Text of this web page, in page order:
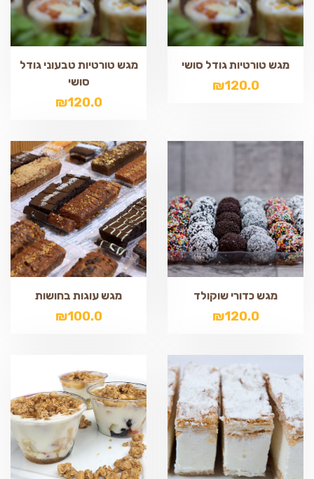
מגש טורטיות גודל סושי
₪120.0
מגש טורטיות טבעוני גודל
סושי
₪120.0
מגש כדורי שוקולד
₪120.0
מגש עוגות בחושות
₪100.0